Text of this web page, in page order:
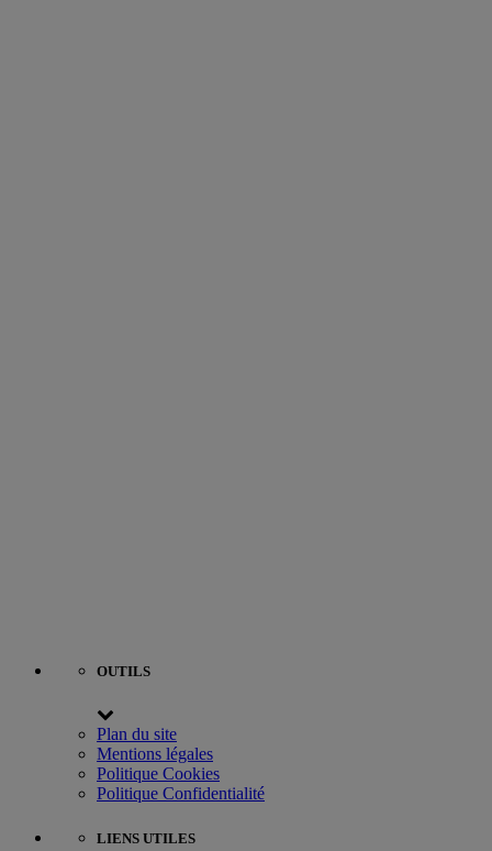
OUTILS
Plan du site
Mentions légales
Politique Cookies
Politique Confidentialité
LIENS UTILES